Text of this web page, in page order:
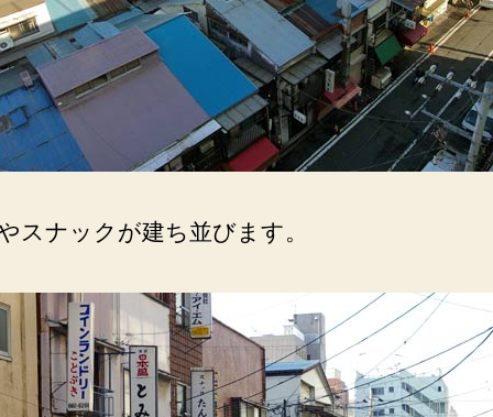
密
集。
へ
の
スナックが建ち並びます。